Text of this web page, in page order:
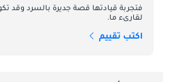
فتجربة قيادتها قصة جديرة بالسرد وقد
لقارىء ما.
اكتب تقييم